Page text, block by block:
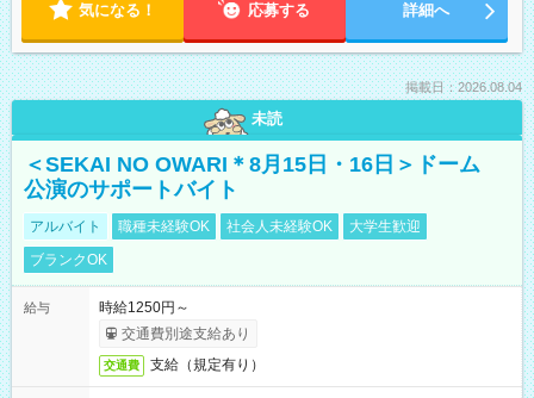
気になる！ 応募する 詳細へ
掲載日：2026.08.04
未読
＜SEKAI NO OWARI＊8月15日・16日＞ドーム
公演のサポートバイト
アルバイト 職種未経験OK 社会人未経験OK
大学生歓迎
ブランクOK
給与
時給1250円～
交通費別途支給あり
交通費 支給（規定有り）